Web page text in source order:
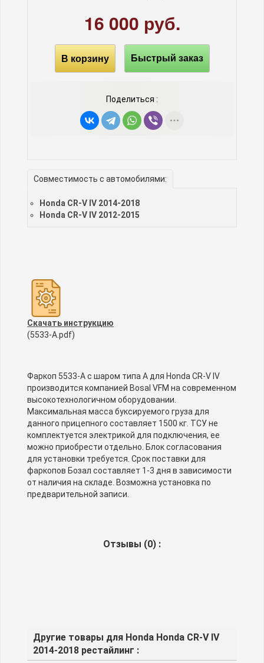
16 000 руб.
В корзину Быстрый заказ
Поделиться :
Совместимость с автомобилями:
Honda CR-V IV 2014-2018
Honda CR-V IV 2012-2015
Скачать инструкцию
(5533-A.pdf)
Фаркоп 5533-A с шаром типа A для Honda CR-V IV
производится компанией Bosal VFM на современном
высокотехнологичном оборудовании.
Максимальная масса буксируемого груза для
данного прицепного составляет 1500 кг. ТСУ не
комплектуется электрикой для подключения, ее
можно приобрести отдельно. Блок согласования
для установки требуется. Срок поставки для
фаркопов Бозал составляет 1-3 дня в зависимости
от наличия на складе. Возможна установка по
предварительной записи.
Отзывы (0) :
Другие товары для Honda Honda CR-V IV
2014-2018 рестайлинг :